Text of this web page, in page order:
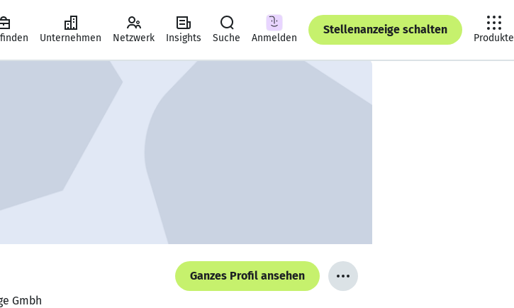
Unternehmen Netzwerk Insights Suche Anmelden
Stellenanzeige schalten
Produkte
Ganzes Profil ansehen
Gmbh